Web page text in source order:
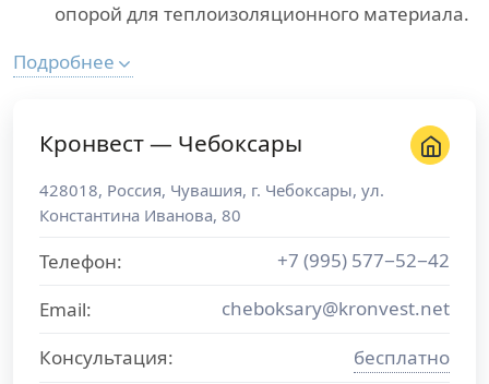
опорой для теплоизоляционного материала.
Подробнее
Кронвест — Чебоксары
428018, Россия, Чувашия, г. Чебоксары, ул.
Константина Иванова, 80
Телефон:
+7 (995) 577−52−42
Email:
cheboksary@kronvest.net
Консультация:
бесплатно